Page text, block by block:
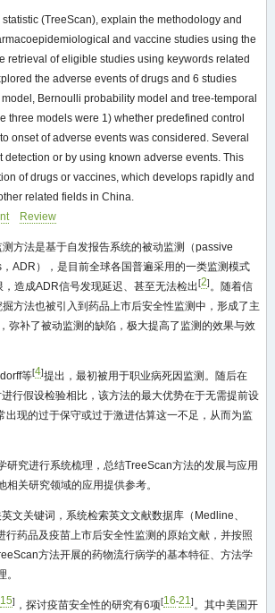
(TreeScan), explain the methodology and
and vaccine studies using the
retrieval of eligible studies using keywords related
the adverse events of drugs and 6 studies
Bernoulli probability model and tree-temporal
three models were 1) whether predefined control
onset of adverse events was considered. Several
or by using known adverse events. This
of drugs or vaccines, which develops rapidly and
related fields in China.
Review
方法是基于自发报告系统的被动监测（passive
ADR），是目前全球各国普遍采用的一类监测模式
造成ADR信号发现延迟、甚至无法检出[2]。随着信
方法也被引入到药品上市后安全性监测中，形成了主
补了被动监测的缺陷，极大提高了监测的效果与效
等[4]提出，最初被用于职业病死因监测。随后在
行假设检验相比，该方法的最大优势在于无需提前设
现的过于保守或过于激进估算这一不足，从而为监
究进行系统梳理，总结TreeScan方法的发展与应用
关研究领域的应用提供参考。
文关键词，系统检索英文文献数据库（Medline、
药品及疫苗上市后安全性监测的原始文献，并按照
方法开展的药物流行病学的基本特征、方法学
15] ，探讨疫苗安全性的研究有6项[16-21]。其中美国开